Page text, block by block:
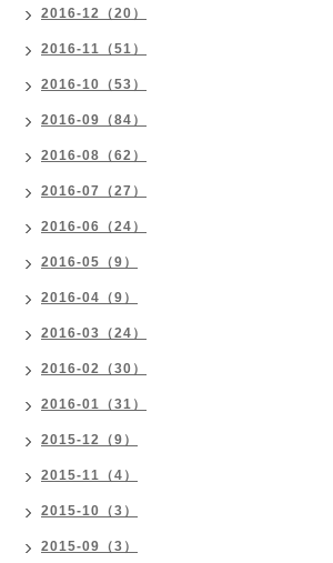
2016-12（20）
2016-11（51）
2016-10（53）
2016-09（84）
2016-08（62）
2016-07（27）
2016-06（24）
2016-05（9）
2016-04（9）
2016-03（24）
2016-02（30）
2016-01（31）
2015-12（9）
2015-11（4）
2015-10（3）
2015-09（3）